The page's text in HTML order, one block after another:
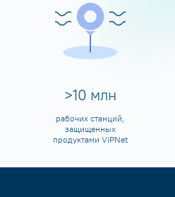
>10 млн
рабочих станций,
защищенных
продуктами ViPNet